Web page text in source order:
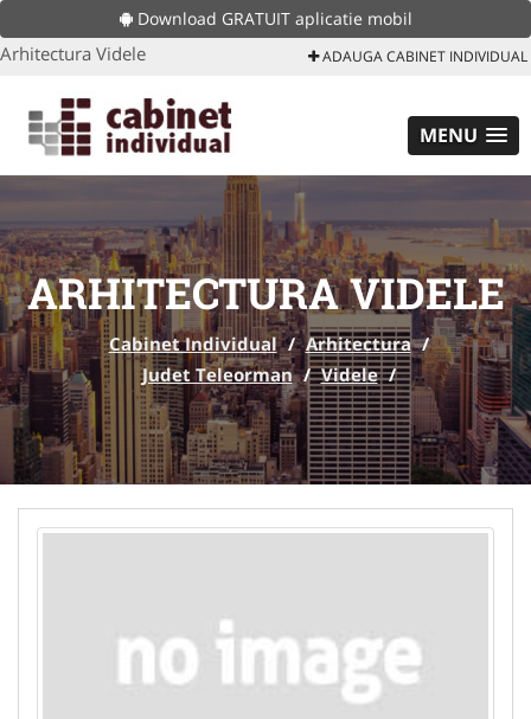
Download GRATUIT aplicatie mobil
Arhitectura Videle ADAUGA CABINET INDIVIDUAL
MENU
ARHITECTURA VIDELE
Cabinet Individual / Arhitectura /
Judet Teleorman / Videle /